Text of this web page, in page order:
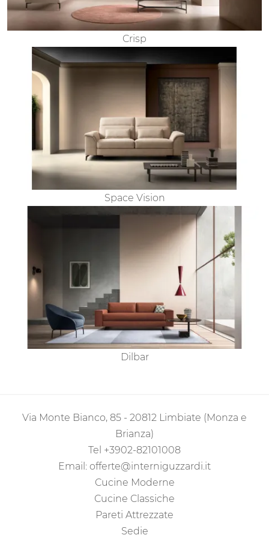
Crisp
Space Vision
Dilbar
Via Monte Bianco, 85 - 20812 Limbiate (Monza e
Brianza)
Tel +3902-82101008
Email: offerte@interniguzzardi.it
Cucine Moderne
Cucine Classiche
Pareti Attrezzate
Sedie